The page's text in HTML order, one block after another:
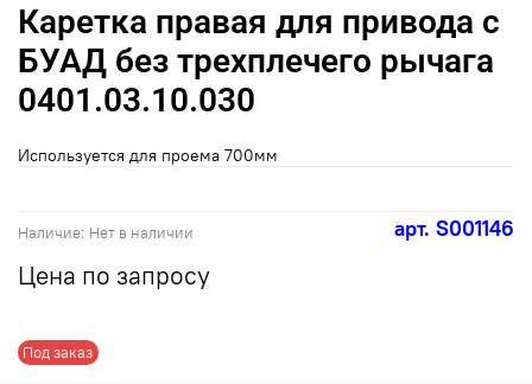
арт. S001146
Наличие: Нет в наличии
Под заказ
Каретка правая для привода с
БУАД без трехплечего рычага
0401.03.10.030
Цена по запросу
Используется для проема 700мм